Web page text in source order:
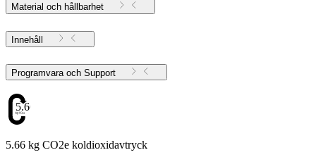
Material och hållbarhet
Innehåll
Programvara och Support
5.66
5.66 kg CO2e koldioxidavtryck